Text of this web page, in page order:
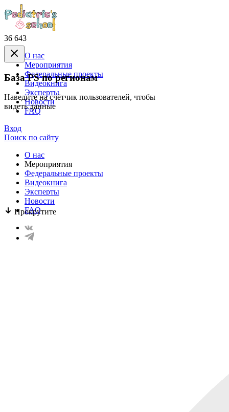
36 643
База PS по регионам
Наведите на счётчик пользователей, чтобы
видеть данные
Прокрутите
О нас
Mероприятия
Федеральные проекты
Видеокнига
Эксперты
Новости
FAQ
Вход
Поиск по сайту
О нас
Mероприятия
Федеральные проекты
Видеокнига
Эксперты
Новости
FAQ